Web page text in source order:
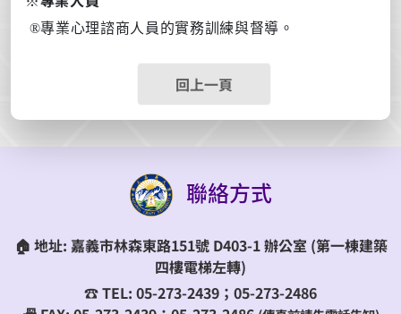
®專業心理諮商人員的實務訓練與督導。
回上一頁
聯絡方式
🏠 地址: 嘉義市林森東路151號 D403-1 辦公室 (第一棟建築
四樓電梯左轉)
☎️TEL: 05-273-2439；05-273-2486